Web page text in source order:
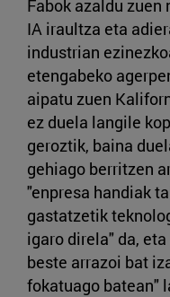
Fabok azaldu zuen
IA iraultza eta
industrian
etengabeko
aipatu zuen
ez duela langile
geroztik, baina
gehiago berritzen
"enpresa handiak
gastatzetik
igaro direla" da,
beste arrazoi bat
fokatuago batean"